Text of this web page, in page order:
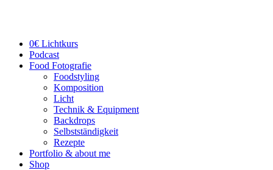
0€ Lichtkurs
Podcast
Food Fotografie
Foodstyling
Komposition
Licht
Technik & Equipment
Backdrops
Selbstständigkeit
Rezepte
Portfolio & about me
Shop